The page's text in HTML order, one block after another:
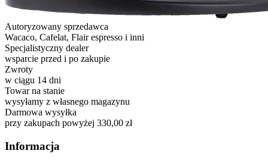
Autoryzowany sprzedawca
Wacaco, Cafelat, Flair espresso i inni
Specjalistyczny dealer
wsparcie przed i po zakupie
Zwroty
w ciągu 14 dni
Towar na stanie
wysyłamy z własnego magazynu
Darmowa wysyłka
przy zakupach powyżej 330,00 zł
Informacja